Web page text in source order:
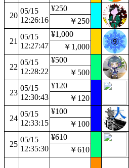
20
05/15
12:26:16
¥250
￥250
21
05/15
12:27:47
¥1,000
￥1,000
22
05/15
12:28:22
¥500
￥500
23
05/15
12:30:43
¥120
￥120
24
05/15
12:33:15
¥100
￥100
25
05/15
12:35:30
¥610
￥610